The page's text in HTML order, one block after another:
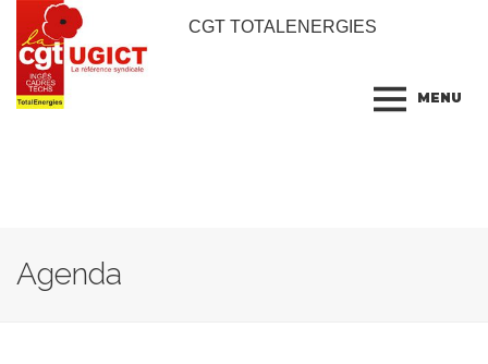
CGT TOTALENERGIES
MENU
Agenda